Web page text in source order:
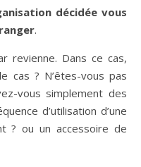
décidée vous
.
revienne. Dans ce cas,
cas ? N’êtes-vous pas
vous simplement des
d’utilisation d’une
? ou un accessoire de